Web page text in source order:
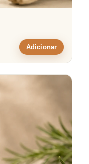
Adicionar